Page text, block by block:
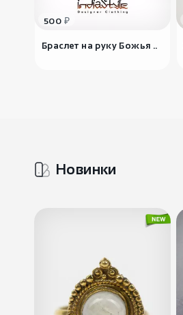
500 ₽
Браслет на руку Божья ..
Новинки